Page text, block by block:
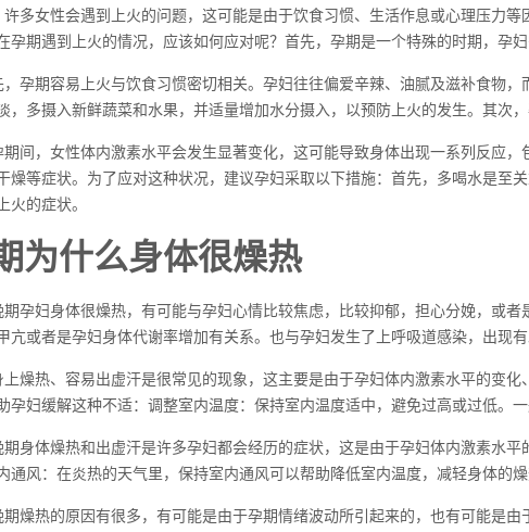
多女性会遇到上火的问题，这可能是由于饮食习惯、生活作息或心理压力
孕期遇到上火的情况，应该如何应对呢？首先，孕期是一个特殊的时期，孕
，孕期容易上火与饮食习惯密切相关。孕妇往往偏爱辛辣、油腻及滋补食物
，多摄入新鲜蔬菜和水果，并适量增加水分摄入，以预防上火的发生。其次
期间，女性体内激素水平会发生显著变化，这可能导致身体出现一系列反应
燥等症状。为了应对这种状况，建议孕妇采取以下措施：首先，多喝水是至
火的症状。
为什么身体很燥热
期孕妇身体很燥热，有可能与孕妇心情比较焦虑，比较抑郁，担心分娩，或
亢或者是孕妇身体代谢率增加有关系。也与孕妇发生了上呼吸道感染，出现有
上燥热、容易出虚汗是很常见的现象，这主要是由于孕妇体内激素水平的变
孕妇缓解这种不适：调整室内温度：保持室内温度适中，避免过高或过低。
期身体燥热和出虚汗是许多孕妇都会经历的症状，这是由于孕妇体内激素水
通风：在炎热的天气里，保持室内通风可以帮助降低室内温度，减轻身体的燥
期燥热的原因有很多，有可能是由于孕期情绪波动所引起来的，也有可能是